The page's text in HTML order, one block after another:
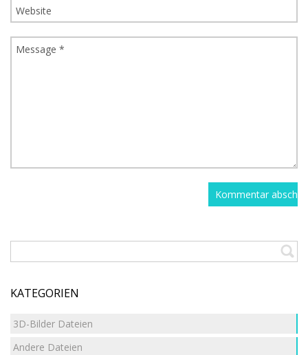
KATEGORIEN
3D-Bilder Dateien
Andere Dateien